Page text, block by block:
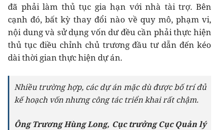
đã phải làm thủ tục gia hạn với nhà tài trợ. Bên
cạnh đó, bất kỳ thay đổi nào về quy mô, phạm vi,
nội dung và sử dụng vốn dư đều cần phải thực hiện
thủ tục điều chỉnh chủ trương đầu tư dẫn đến kéo
dài thời gian thực hiện dự án.
Nhiều trường hợp, các dự án mặc dù được bố trí đủ
kế hoạch vốn nhưng công tác triển khai rất chậm.
Ông Trương Hùng Long, Cục trưởng Cục Quản lý